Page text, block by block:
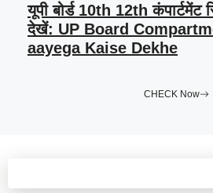
यूपी बोर्ड 10th 12th कंपार्टमेंट
देखें: UP Board
aayega Kaise Dekhe
CHECK Now